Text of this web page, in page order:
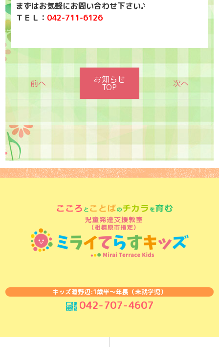
まずはお気軽にお問い合わせ下さい♪
ＴＥＬ： 042-711-6126
お知らせ
TOP
キッズ淵野辺:1歳半〜年長（未就学児）
042-707-4607